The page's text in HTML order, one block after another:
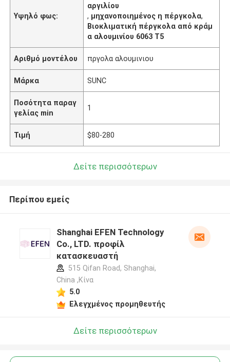
Υψηλό φως:
αργιλίου
, μηχανοποιημένος η πέργκολα,
Βιοκλιματική πέργκολα από κράμ
α αλουμινίου 6063 T5
Αριθμό μοντέλου πργολα αλουμινιου
Μάρκα SUNC
Ποσότητα παραγ
γελίας min
1
Τιμή $80-280
Δείτε περισσότερων
Περίπου εμείς
Shanghai EFEN Technology
Co., LTD. προφίλ
κατασκευαστή
515 Qifan Road, Shanghai,
China ,Κίνα
5.0
Ελεγχμένος προμηθευτής
Δείτε περισσότερων